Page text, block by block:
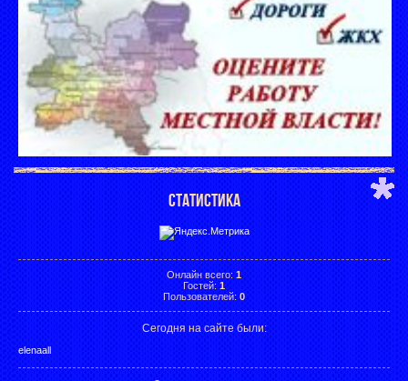
СТАТИСТИКА
Онлайн всего: 1
Гостей: 1
Пользователей: 0
Сегодня на сайте были:
elenaall